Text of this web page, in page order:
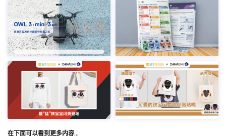
在下面可以看到更多内容…